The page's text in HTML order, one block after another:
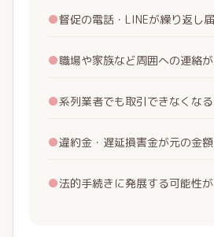
●督促の電話・LINEが繰り返し
●職場や家族など周囲への連絡
●系列業者でも取引できなくな
●違約金・遅延損害金が元の金
●法的手続きに発展する可能性